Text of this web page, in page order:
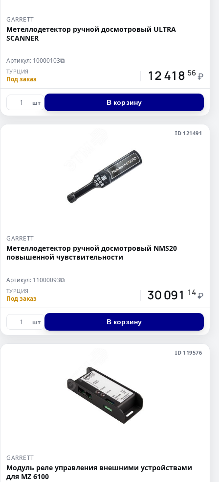
GARRETT
Метеллодетектор ручной досмотровый ULTRA
SCANNER
Артикул: 10000103⧉
ТУРЦИЯ
Под заказ 12 418 56 ₽
шт В корзину
ID 121491
GARRETT
Метеллодетектор ручной досмотровый NMS20
повышенной чувствительности
Артикул: 11000093⧉
ТУРЦИЯ
Под заказ 30 091 14 ₽
шт В корзину
ID 119576
GARRETT
Модуль реле управления внешними устройствами
для MZ 6100